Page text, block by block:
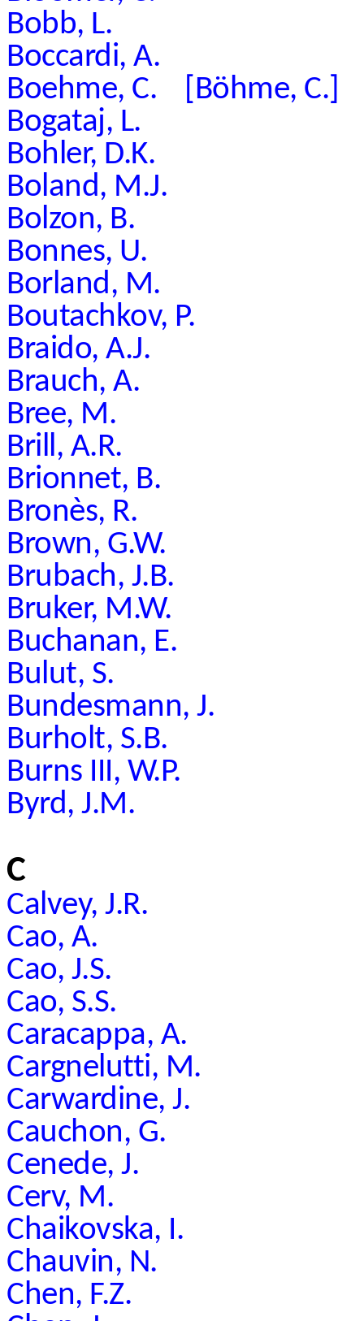
Bobb, L.
Boccardi, A.
Boehme, C. [Böhme, C.]
Bogataj, L.
Bohler, D.K.
Boland, M.J.
Bolzon, B.
Bonnes, U.
Borland, M.
Boutachkov, P.
Braido, A.J.
Brauch, A.
Bree, M.
Brill, A.R.
Brionnet, B.
Bronès, R.
Brown, G.W.
Brubach, J.B.
Bruker, M.W.
Buchanan, E.
Bulut, S.
Bundesmann, J.
Burholt, S.B.
Burns III, W.P.
Byrd, J.M.
C
Calvey, J.R.
Cao, A.
Cao, J.S.
Cao, S.S.
Caracappa, A.
Cargnelutti, M.
Carwardine, J.
Cauchon, G.
Cenede, J.
Cerv, M.
Chaikovska, I.
Chauvin, N.
Chen, F.Z.